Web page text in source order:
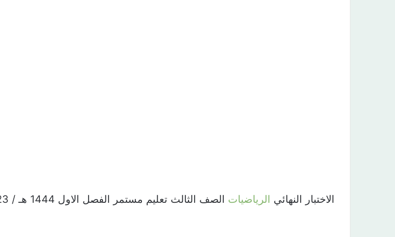
الاختبار النهائي الرياضيات الصف الثالث تعليم مستمر الفصل الاول 1444 هـ / 2023 م